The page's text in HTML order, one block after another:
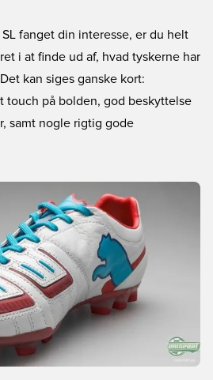
SL fanget din interesse, er du helt
i at finde ud af, hvad tyskerne har
kan siges ganske kort:
touch på bolden, god beskyttelse
samt nogle rigtig gode